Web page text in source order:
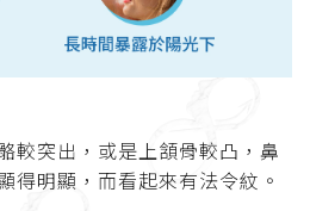
較突出，或是上頷骨較凸，鼻
得明顯，而看起來有法令紋。